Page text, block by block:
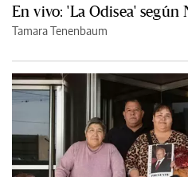
En vivo: 'La Odisea' según
Tamara Tenenbaum